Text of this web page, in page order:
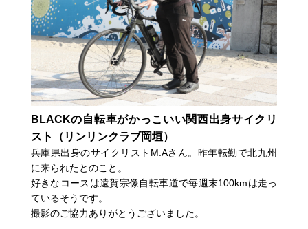
BLACKの自転車がかっこいい関西出身サイクリ
スト（リンリンクラブ岡垣）
兵庫県出身のサイクリストM.Aさん。昨年転勤で北九州
に来られたとのこと。
好きなコースは遠賀宗像自転車道で毎週末100kmは走っ
ているそうです。
撮影のご協力ありがとうございました。